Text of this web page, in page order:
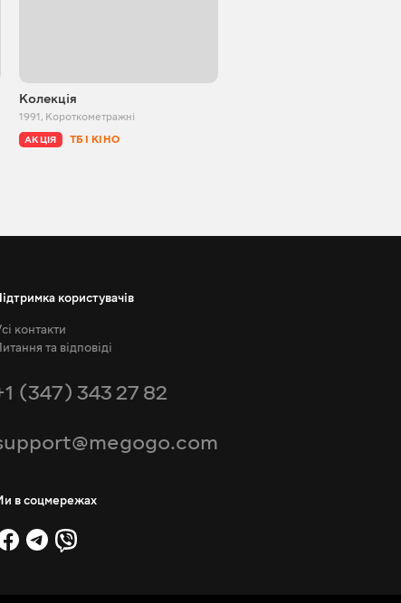
Колекція
1991, Короткометражні
АКЦІЯ ТБ І КІНО
користувачів
контакти
та відповіді
(347) 343 27 82
в соцмережах